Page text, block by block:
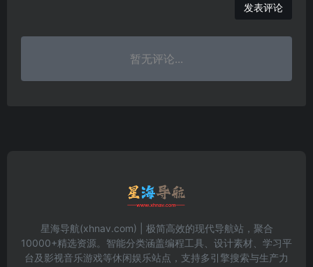
发表评论
暂无评论...
星海导航(xhnav.com) | 极简高效的现代导航站，聚合
10000+精选资源。智能分类涵盖编程工具、设计素材、学习平
台及影视音乐游戏等休闲娱乐站点，支持多引擎搜索与生产力